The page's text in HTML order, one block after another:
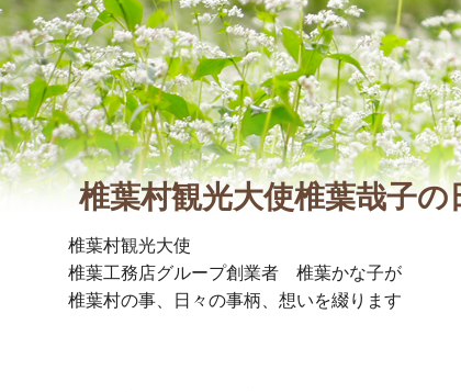
椎葉村観光大使椎葉哉子の
椎葉村観光大使
椎葉工務店グループ創業者 椎葉かな子が
椎葉村の事、日々の事柄、想いを綴ります